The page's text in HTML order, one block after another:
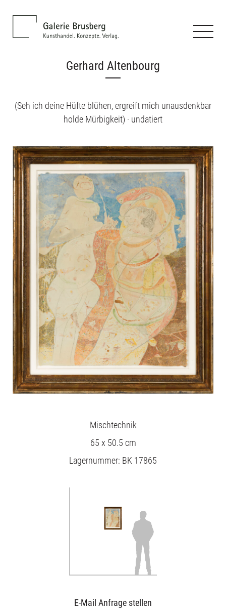
Gerhard Altenbourg
(Seh ich deine Hüfte blühen, ergreift mich unausdenkbar
holde Mürbigkeit) · undatiert
Mischtechnik
65 x 50.5 cm
Lagernummer: BK 17865
E-Mail Anfrage stellen